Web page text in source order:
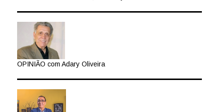
OPINIÃO com Adary Oliveira